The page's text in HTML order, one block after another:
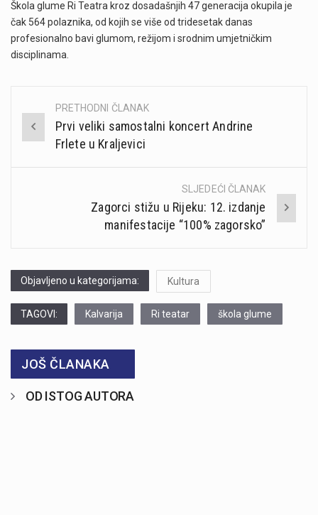
Škola glume Ri Teatra kroz dosadašnjih 47 generacija okupila je
čak 564 polaznika, od kojih se više od tridesetak danas
profesionalno bavi glumom, režijom i srodnim umjetničkim
disciplinama.
Post
navigation
PRETHODNI ČLANAK
Prvi veliki samostalni koncert Andrine
Frlete u Kraljevici
SLJEDEĆI ČLANAK
Zagorci stižu u Rijeku: 12. izdanje
manifestacije “100% zagorsko”
Objavljeno u kategorijama: Kultura
TAGOVI: Kalvarija Ri teatar škola glume
JOŠ ČLANAKA
OD ISTOG AUTORA